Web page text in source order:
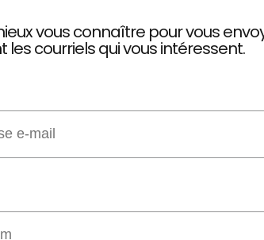
vous connaître pour vous
les courriels qui vous intéressent.